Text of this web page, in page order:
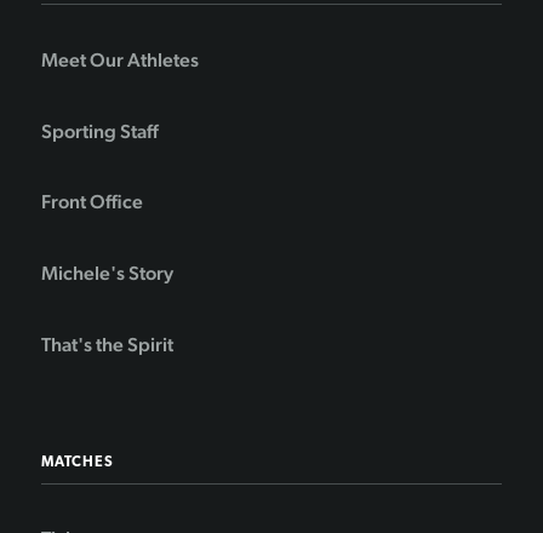
Meet Our Athletes
Sporting Staff
Front Office
Michele's Story
That's the Spirit
MATCHES